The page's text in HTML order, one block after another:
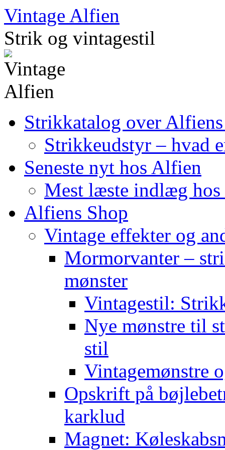
Skip
to
content
Vintage Alfien
Strik og vintagestil
Strikkatalog over
Strikkeudstyr – hvad
Seneste nyt hos Alfien
Mest læste indlæg
Alfiens Shop
Vintage effekter og
Mormorvanter –
mønster
Vintagestil:
Nye mønstre til
stil
Vintagemønstre
Opskrift på
karklud
Magnet: